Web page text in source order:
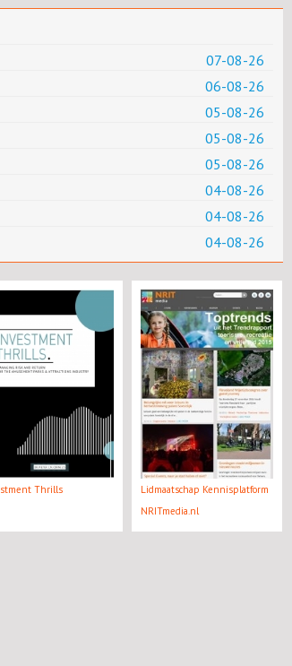
07-08-26
06-08-26
05-08-26
05-08-26
05-08-26
04-08-26
04-08-26
04-08-26
Thrills
Lidmaatschap Kennisplatform
NRITmedia.nl